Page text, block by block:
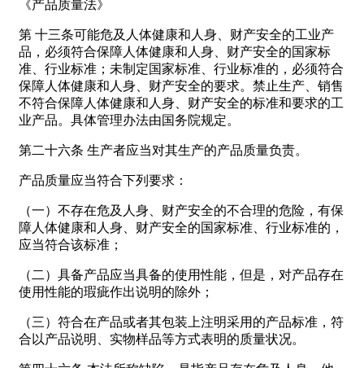
《产品质量法》
第 十三条可能危及人体健康和人身、财产安全的工业产
品，必须符合保障人体健康和人身、财产安全的国家标
准、行业标准；未制定国家标准、行业标准的，必须符合
保障人体健康和人身、财产安全的要求。禁止生产、销售
不符合保障人体健康和人身、财产安全的标准和要求的工
业产品。具体管理办法由国务院规定。
第二十六条 生产者应当对其生产的产品质量负责。
产品质量应当符合下列要求：
（一）不存在危及人身、财产安全的不合理的危险，有保
障人体健康和人身、财产安全的国家标准、行业标准的，
应当符合该标准；
（二）具备产品应当具备的使用性能，但是，对产品存在
使用性能的瑕疵作出说明的除外；
（三）符合在产品或者其包装上注明采用的产品标准，符
合以产品说明、实物样品等方式表明的质量状况。